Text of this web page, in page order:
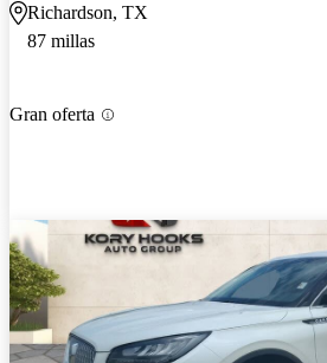
Richardson, TX
87 millas
Gran oferta